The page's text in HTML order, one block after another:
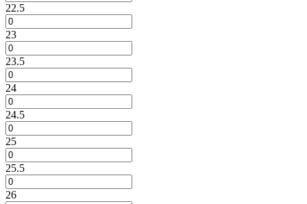
22.5
23
23.5
24
24.5
25
25.5
26